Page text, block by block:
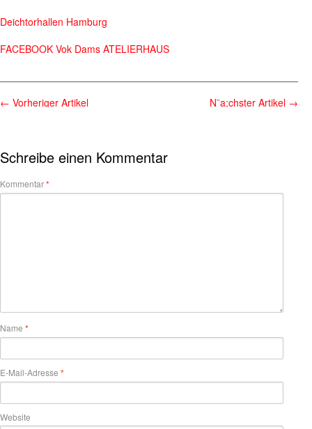
Deichtorhallen Hamburg
FACEBOOK Vok Dams ATELIERHAUS
← Vorheriger Artikel N¨a;chster Artikel →
Schreibe einen Kommentar
Kommentar*
Name *
E-Mail-Adresse *
Website